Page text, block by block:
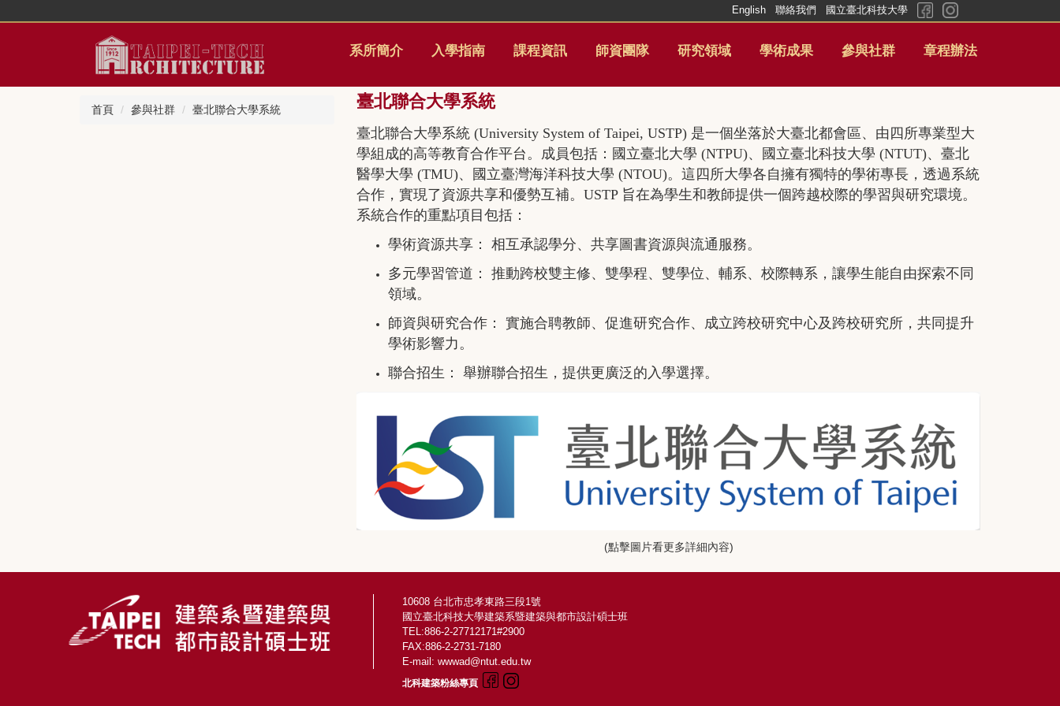
系所簡介 入學指南 課程資訊 師資團隊 研究領域 學術成果 參與社群 章程辦法
English 聯絡我們 國立臺北科技大學
首頁 參與社群 臺北聯合大學系統 臺北聯合大學系統
臺北聯合大學系統 (University System of Taipei, USTP) 是一個坐落於大臺北都會區、由四所專業型大
學組成的高等教育合作平台。成員包括：國立臺北大學 (NTPU)、國立臺北科技大學 (NTUT)、臺北
醫學大學 (TMU)、國立臺灣海洋科技大學 (NTOU)。這四所大學各自擁有獨特的學術專長，透過系統
合作，實現了資源共享和優勢互補。USTP 旨在為學生和教師提供一個跨越校際的學習與研究環境。
系統合作的重點項目包括：
學術資源共享： 相互承認學分、共享圖書資源與流通服務。
多元學習管道： 推動跨校雙主修、雙學程、雙學位、輔系、校際轉系，讓學生能自由探索不同
領域。
師資與研究合作： 實施合聘教師、促進研究合作、成立跨校研究中心及跨校研究所，共同提升
學術影響力。
聯合招生： 舉辦聯合招生，提供更廣泛的入學選擇。
(點擊圖片看更多詳細內容)
10608 台北市忠孝東路三段1號
國立臺北科技大學建築系暨建築與都市設計碩士班
TEL:886-2-27712171#2900
FAX:886-2-2731-7180
E-mail: wwwad@ntut.edu.tw
北科建築粉絲專頁